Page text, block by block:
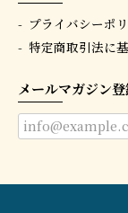
プライバシーポ
特定商取引法に
メールマガジン